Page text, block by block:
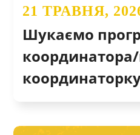
21 ТРАВНЯ,
Шукаємо